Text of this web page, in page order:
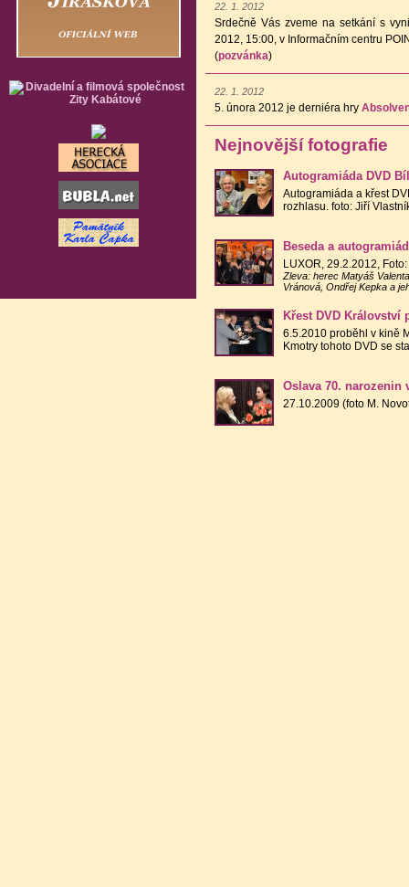
22. 1. 2012
Srdečně Vás zveme na setkání s
2012, 15:00, v Informačním centru
(pozvánka)
22. 1. 2012
5. února 2012 je derniéra hry
Nejnovější fotografie
Autogramiáda DVD
Autogramiáda a křest
rozhlasu. foto: Jiří
Beseda a
LUXOR, 29.2.2012,
Zleva: herec Matyáš
Vránová, Ondřej Kepka a
Křest DVD Království
6.5.2010 proběhl v kině
Kmotry tohoto DVD se
Oslava 70. narozenin
27.10.2009 (foto M.